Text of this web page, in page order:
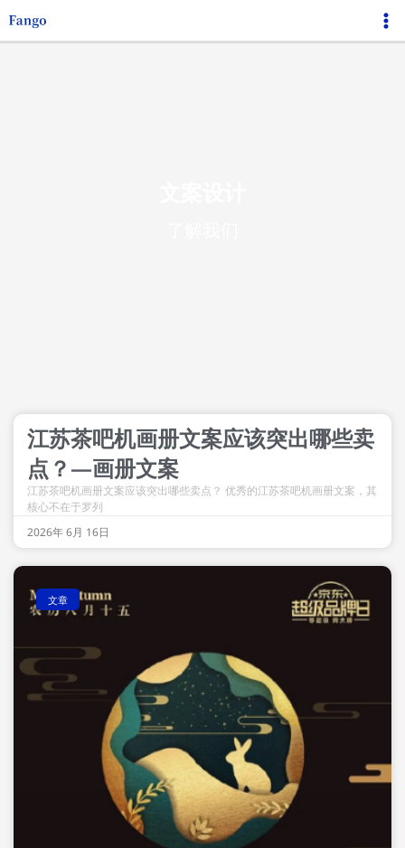
跳
至
江苏茶吧机画册文案应该突出哪些卖
点？—画册文案
江苏茶吧机画册文案应该突出哪些卖点？ 优秀的江苏茶吧机画册文案，其
核心不在于罗列
2026年 6月 16日
文章